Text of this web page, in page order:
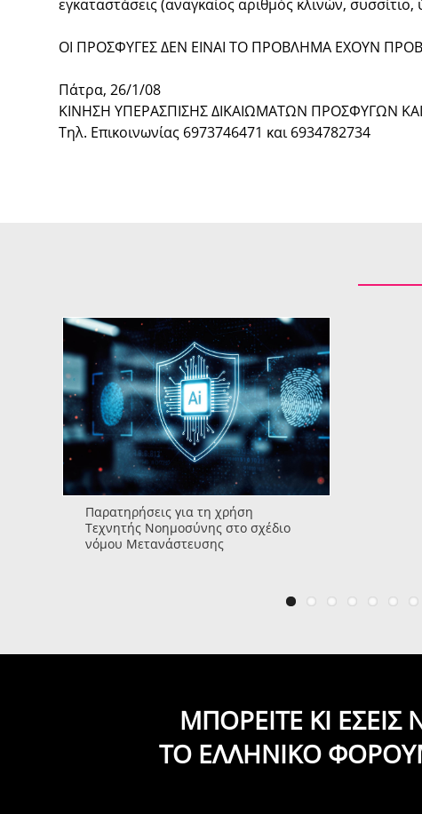
εγκαταστάσεις (αναγκαίος αριθμός κλινών,
ΟΙ ΠΡΟΣΦΥΓΕΣ ΔΕΝ ΕΙΝΑΙ ΤΟ ΠΡΟΒΛΗΜΑ ΕΧΟΥΝ
Πάτρα, 26/1/08
ΚΙΝΗΣΗ ΥΠΕΡΑΣΠΙΣΗΣ ΔΙΚΑΙΩΜΑΤΩΝ ΠΡΟΣΦΥΓΩΝ
Τηλ. Επικοινωνίας 6973746471 και 6934782734
Παρατηρήσεις για τη χρήση
Τεχνητής Νοημοσύνης στο σχέδιο
νόμου Μετανάστευσης
ΜΠΟΡΕΙΤΕ ΚΙ
ΤΟ ΕΛΛΗΝΙΚΟ